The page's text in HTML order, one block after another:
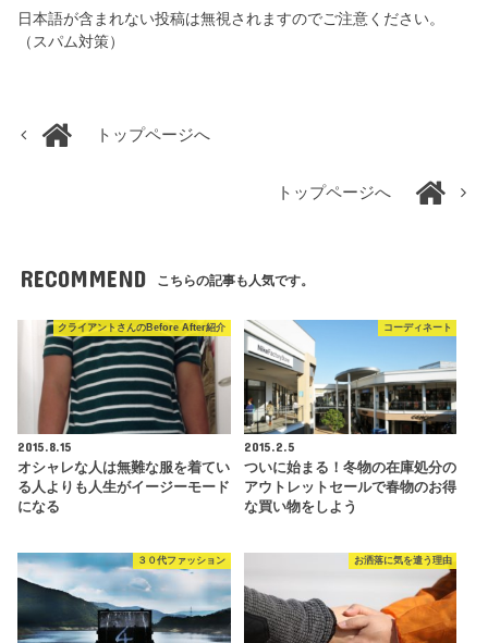
日本語が含まれない投稿は無視されますのでご注意ください。
（スパム対策）
トップページへ
トップページへ
RECOMMEND こちらの記事も人気です。
クライアントさんのBefore After紹介
2015.8.15
オシャレな人は無難な服を着てい
る人よりも人生がイージーモード
になる
コーディネート
2015.2.5
ついに始まる！冬物の在庫処分の
アウトレットセールで春物のお得
な買い物をしよう
３０代ファッション お洒落に気を遣う理由